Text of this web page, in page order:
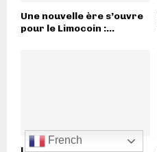
Une nouvelle ère s’ouvre
pour le Limocoin :...
French